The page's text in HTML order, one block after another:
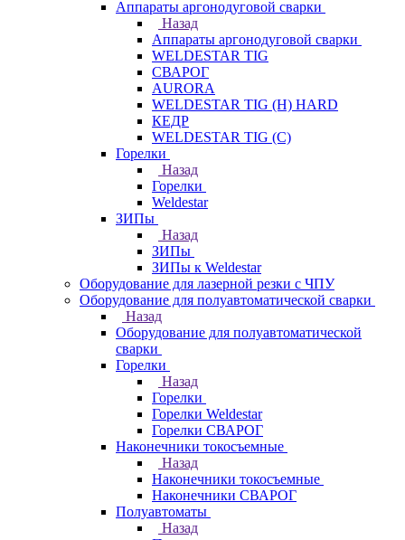
Аппараты аргонодуговой сварки
Назад
Аппараты аргонодуговой сварки
WELDESTAR TIG
СВАРОГ
AURORA
WELDESTAR TIG (H) HARD
КЕДР
WELDESTAR TIG (С)
Горелки
Назад
Горелки
Weldestar
ЗИПы
Назад
ЗИПы
ЗИПы к Weldestar
Оборудование для лазерной резки с ЧПУ
Оборудование для полуавтоматической сварки
Назад
Оборудование для полуавтоматической
сварки
Горелки
Назад
Горелки
Горелки Weldestar
Горелки СВАРОГ
Наконечники токосъемные
Назад
Наконечники токосъемные
Наконечники СВАРОГ
Полуавтоматы
Назад